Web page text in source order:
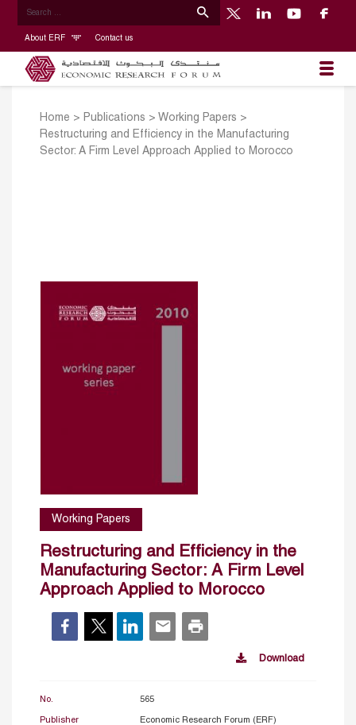
About ERF Contact us
Home > Publications > Working Papers >
Restructuring and Efficiency in the Manufacturing
Sector: A Firm Level Approach Applied to Morocco
Working Papers
Restructuring and Efficiency in the
Manufacturing Sector: A Firm Level
Approach Applied to Morocco
Download
No. 565
Publisher Economic Research Forum (ERF)